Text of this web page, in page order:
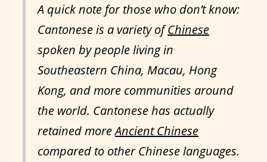
A quick note for those who don’t know:
Cantonese is a variety ofChinese
spoken by people living in
Southeastern China, Macau, Hong
Kong, and more communities around
the world. Cantonese has actually
retained moreAncient Chinese
compared to other Chinese languages.